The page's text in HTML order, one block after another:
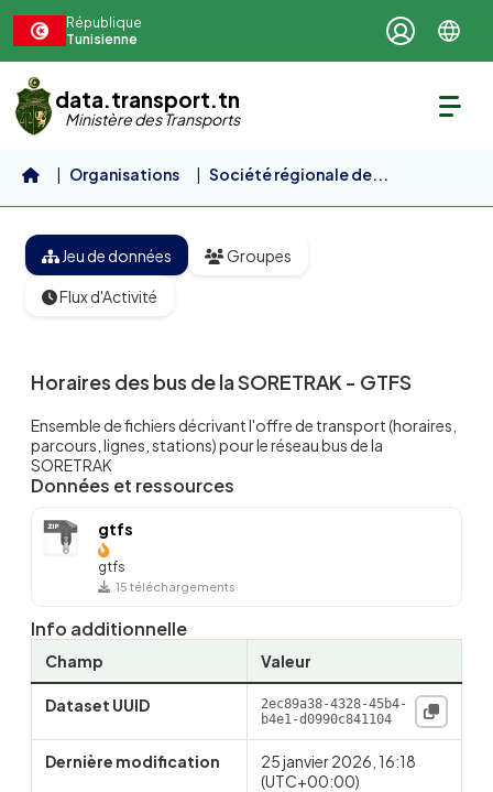
République
Tunisienne
data.transport.tn
Ministère des Transports
Organisations
Société régionale de...
Jeu de données Groupes
Flux d'Activité
Horaires des bus de la SORETRAK - GTFS
Ensemble de fichiers décrivant l'offre de transport (horaires,
parcours, lignes, stations) pour le réseau bus de la
SORETRAK
Données et ressources
gtfs
gtfs
15 téléchargements
Info additionnelle
Champ Valeur
Dataset UUID
2ec89a38-4328-45b4-
b4e1-d0990c841104
Dernière modification
25 janvier 2026, 16:18
(UTC+00:00)